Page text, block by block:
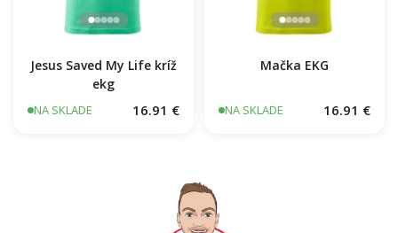
Jesus Saved My Life kríž
ekg
NA SKLADE 16.91 €
Mačka EKG
NA SKLADE 16.91 €